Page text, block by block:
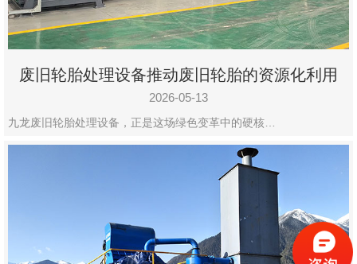
废旧轮胎处理设备推动废旧轮胎的资源化利用
2026-05-13
九龙废旧轮胎处理设备，正是这场绿色变革中的硬核…